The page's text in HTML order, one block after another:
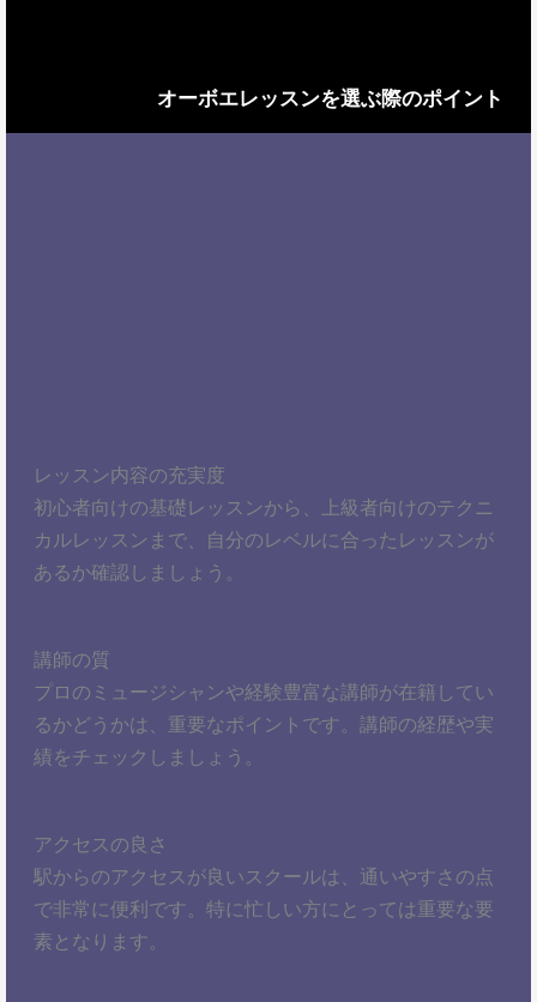
オーボエレッスンを選ぶ際のポイント
レッスン内容の充実度
初心者向けの基礎レッスンから、上級者向けのテクニ
カルレッスンまで、自分のレベルに合ったレッスンが
あるか確認しましょう。
講師の質
プロのミュージシャンや経験豊富な講師が在籍してい
るかどうかは、重要なポイントです。講師の経歴や実
績をチェックしましょう。
アクセスの良さ
駅からのアクセスが良いスクールは、通いやすさの点
で非常に便利です。特に忙しい方にとっては重要な要
素となります。